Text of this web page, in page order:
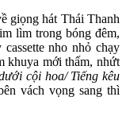
giọng hát Thái Thanh
lìm trong bóng đêm,
nho nhỏ chạy
khuya mới thấm, nhứt
cội hoa/ Tiếng kêu
vách vọng sang thì